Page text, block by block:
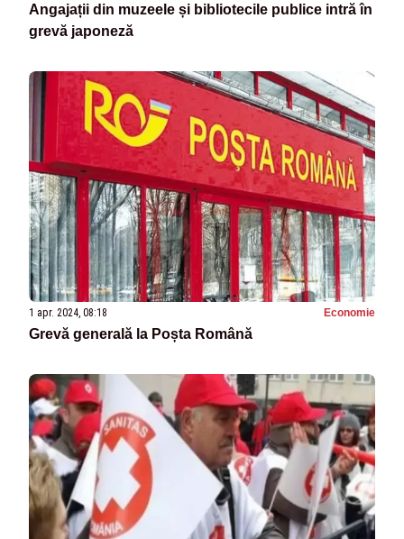
Angajații din muzeele și bibliotecile publice intră în
grevă japoneză
1 apr. 2024, 08:18 Economie
Grevă generală la Poșta Română